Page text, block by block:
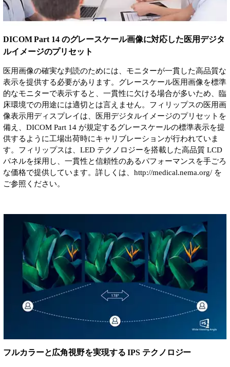
DICOM Part 14 のグレースケール画像に対応した医用デジタ
ルイメージのプリセット
医用画像の確実な判読のためには、モニターが一貫した高品質な
表示を提供する必要があります。グレースケール医用画像を標準
的なモニターで表示すると、一貫性に欠ける場合が多いため、臨
床環境での用途には適切とは言えません。フィリップスの医用画
像表示用ディスプレイは、医用デジタルイメージのプリセットを
備え、DICOM Part 14 が規定するグレースケールの標準表示を提
供するように工場出荷時にキャリブレーションが行われていま
す。フィリップスは、LED テクノロジーを搭載した高品質 LCD
パネルを採用し、一貫性と信頼性のあるパフォーマンスを手ごろ
な価格で提供しています。詳しくは、http://medical.nema.org/ を
ご参照ください。
フルカラーと広角視野を実現する IPS テクノロジー